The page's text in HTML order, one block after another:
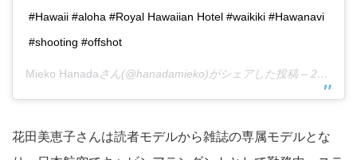
#Hawaii #aloha #Royal Hawaiian Hotel #waikiki #Hawanavi
#shooting #offshot
Mieko Hanadaさん(@hanadamieko)がシェアした投稿 – 2015年 7月月24日午後6時33分PDT
花田美恵子さんは読者モデルから雑誌の専属モデルとな